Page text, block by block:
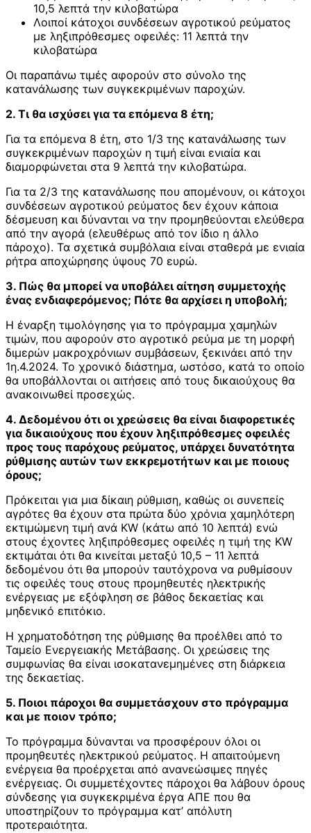
10,5 λεπτά την κιλοβατώρα
Λοιποί κάτοχοι συνδέσεων αγροτικού ρεύματος
με ληξιπρόθεσμες οφειλές: 11 λεπτά την
κιλοβατώρα
Οι παραπάνω τιμές αφορούν στο σύνολο της
κατανάλωσης των συγκεκριμένων παροχών.
2. Τι θα ισχύσει για τα επόμενα 8 έτη;
Για τα επόμενα 8 έτη, στο 1/3 της κατανάλωσης των
συγκεκριμένων παροχών η τιμή είναι ενιαία και
διαμορφώνεται στα 9 λεπτά την κιλοβατώρα.
Για τα 2/3 της κατανάλωσης που απομένουν, οι κάτοχοι
συνδέσεων αγροτικού ρεύματος δεν έχουν κάποια
δέσμευση και δύνανται να την προμηθεύονται ελεύθερα
από την αγορά (ελευθέρως από τον ίδιο η άλλο
πάροχο). Τα σχετικά συμβόλαια είναι σταθερά με ενιαία
ρήτρα αποχώρησης ύψους 70 ευρώ.
3. Πώς θα μπορεί να υποβάλει αίτηση συμμετοχής
ένας ενδιαφερόμενος; Πότε θα αρχίσει η υποβολή;
Η έναρξη τιμολόγησης για το πρόγραμμα χαμηλών
τιμών, που αφορούν στο αγροτικό ρεύμα με τη μορφή
διμερών μακροχρόνιων συμβάσεων, ξεκινάει από την
1η.4.2024. Το χρονικό διάστημα, ωστόσο, κατά το οποίο
θα υποβάλλονται οι αιτήσεις από τους δικαιούχους θα
ανακοινωθεί προσεχώς.
4. Δεδομένου ότι οι χρεώσεις θα είναι διαφορετικές
για δικαιούχους που έχουν ληξιπρόθεσμες οφειλές
προς τους παρόχους ρεύματος, υπάρχει δυνατότητα
ρύθμισης αυτών των εκκρεμοτήτων και με ποιους
όρους;
Πρόκειται για μια δίκαιη ρύθμιση, καθώς οι συνεπείς
αγρότες θα έχουν στα πρώτα δύο χρόνια χαμηλότερη
εκτιμώμενη τιμή ανά KW (κάτω από 10 λεπτά) ενώ
στους έχοντες ληξιπρόθεσμες οφειλές η τιμή της KW
εκτιμάται ότι θα κινείται μεταξύ 10,5 – 11 λεπτά
δεδομένου ότι θα μπορούν ταυτόχρονα να ρυθμίσουν
τις οφειλές τους στους προμηθευτές ηλεκτρικής
ενέργειας με εξόφληση σε βάθος δεκαετίας και
μηδενικό επιτόκιο.
Η χρηματοδότηση της ρύθμισης θα προέλθει από το
Ταμείο Ενεργειακής Μετάβασης. Οι χρεώσεις της
συμφωνίας θα είναι ισοκατανεμημένες στη διάρκεια
της δεκαετίας.
5. Ποιοι πάροχοι θα συμμετάσχουν στο πρόγραμμα
και με ποιον τρόπο;
Το πρόγραμμα δύνανται να προσφέρουν όλοι οι
προμηθευτές ηλεκτρικού ρεύματος. Η απαιτούμενη
ενέργεια θα προέρχεται από ανανεώσιμες πηγές
ενέργειας. Οι συμμετέχοντες πάροχοι θα λάβουν όρους
σύνδεσης για συγκεκριμένα έργα ΑΠΕ που θα
υποστηρίζουν το πρόγραμμα κατ’ απόλυτη
προτεραιότητα.